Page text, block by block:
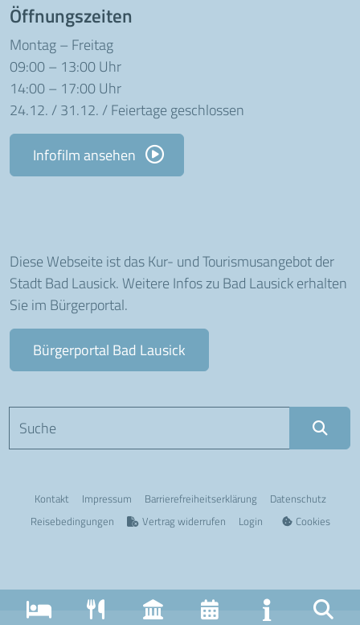
Öffnungszeiten
Montag – Freitag
09:00 – 13:00 Uhr
14:00 – 17:00 Uhr
24.12. / 31.12. / Feiertage geschlossen
Infofilm ansehen
Diese Webseite ist das Kur- und Tourismusangebot der
Stadt Bad Lausick. Weitere Infos zu Bad Lausick erhalten
Sie im Bürgerportal.
Bürgerportal Bad Lausick
Kontakt Impressum Barriere­freiheits­erklärung
Datenschutz
Reisebedingungen
Vertrag widerrufen Login Cookies